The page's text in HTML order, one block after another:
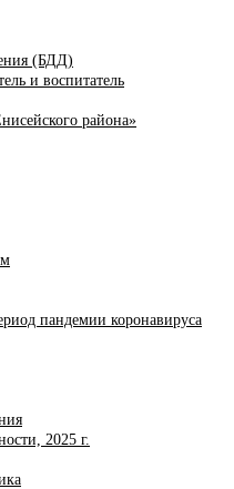
(БДД)
и воспитатель
района»
пандемии коронавируса
2025 г.